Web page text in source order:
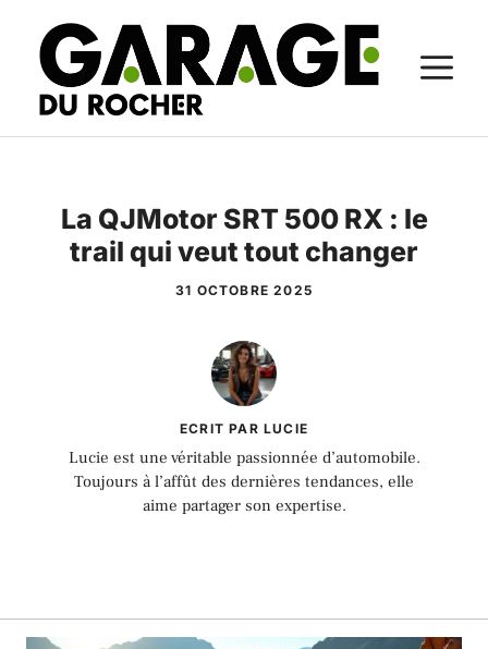
contenu
La QJMotor SRT 500 RX : le
trail qui veut tout changer
31 OCTOBRE 2025
ECRIT PAR LUCIE
Lucie est une véritable passionnée d’automobile.
Toujours à l’affût des dernières tendances, elle
aime partager son expertise.